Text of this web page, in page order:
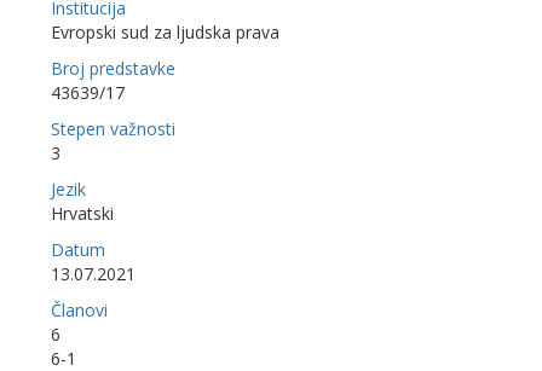
Institucija
Evropski sud za ljudska prava
Broj predstavke
43639/17
Stepen važnosti
3
Jezik
Hrvatski
Datum
13.07.2021
Članovi
6
6-1